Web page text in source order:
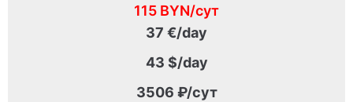
115 BYN/сут
37 €/day
43 $/day
3506 ₽/сут